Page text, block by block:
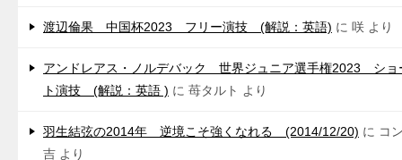
渡辺倫果 中国杯2023 フリー演技 (解説：英語) に 咲 より
アンドレアス・ノルデバック 世界ジュニア選手権2023 ショ
ト演技 (解説：英語 ) に 苺タルト より
羽生結弦の2014年 逆境こそ強くなれる (2014/12/20) に コ
吉 より